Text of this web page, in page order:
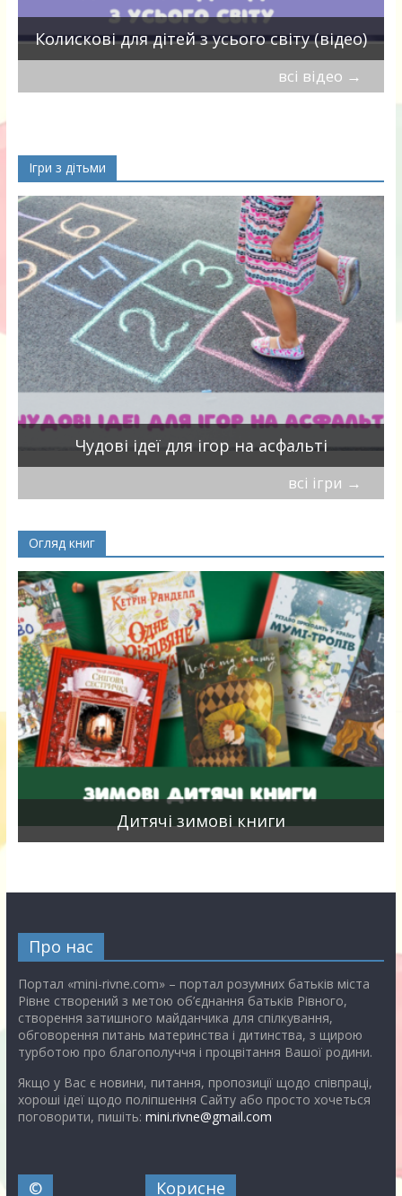
Колискові для дітей з усього світу (відео)
всі відео →
Ігри з дітьми
Чудові ідеї для ігор на асфальті
всі ігри →
Огляд книг
Дитячі зимові книги
Про нас
Портал «mini-rivne.com» – портал розумних батьків міста
Рівне створений з метою об’єднання батьків Рівного,
створення затишного майданчика для спілкування,
обговорення питань материнства і дитинства, з щирою
турботою про благополуччя і процвітання Вашої родини.
Якщо у Вас є новини, питання, пропозиції щодо співпраці,
хороші ідеї щодо поліпшення Сайту або просто хочеться
поговорити, пишіть: mini.rivne@gmail.com
© Корисне